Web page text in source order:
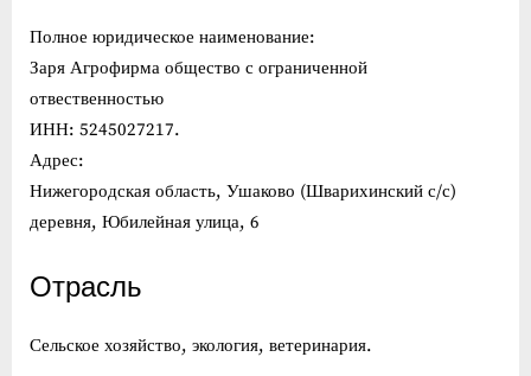
Полное юридическое наименование:
Заря Агрофирма общество с ограниченной
отвественностью
ИНН: 5245027217.
Адрес:
Нижегородская область, Ушаково (Шварихинский с/с)
деревня, Юбилейная улица, 6
Отрасль
Сельское хозяйство, экология, ветеринария.